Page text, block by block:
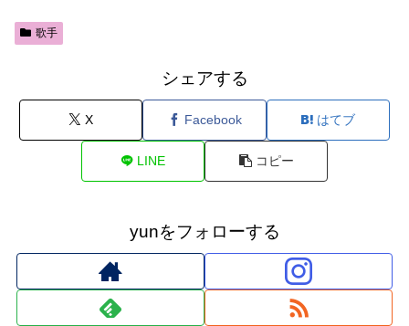
歌手
シェアする
X Facebook はてブ
LINE コピー
yunをフォローする